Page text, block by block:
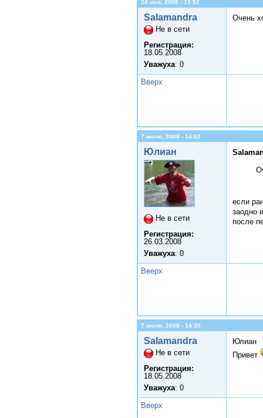
24 мая, 2008 - 12:52
Salamandra
Не в сети
Регистрация:
18.05.2008
Уважуха: 0
Очень
Вверх
7 июля, 2008 - 14:02
Юлиан
Не в сети
Регистрация:
26.03.2008
Уважуха: 0
если
заодно
после
Вверх
7 июля, 2008 - 14:30
Salamandra
Не в сети
Регистрация:
18.05.2008
Уважуха: 0
Юлиан
Привет
Вверх